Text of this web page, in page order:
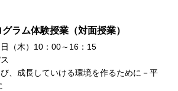
ラム体験授業（対面授業）
（木）10：00～16：15
、成長していける環境を作るために－平